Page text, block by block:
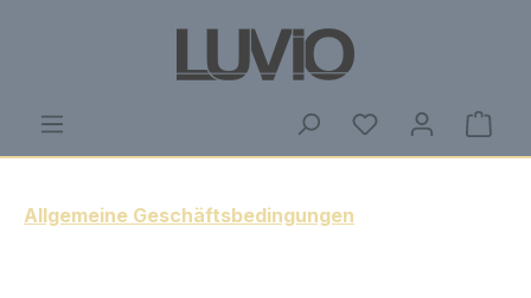
Zum Hauptinhalt springen
Du hast 0
Allgemeine Geschäftsbedingungen